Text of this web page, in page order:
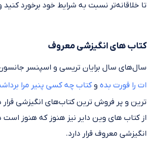
تا خلاقانه‌تر نسبت به شرایط خود برخورد کنید
کتاب های انگیزشی معروف
سال‌های سال برایان تریسی و اسپنسر
ات را قورت بده وکتاب چه کسی پنیر مرا
ترین و پر فروش ترین کتاب‌های انگیزشی قرار
از کتاب های وین دایر نیز هنوز که هنوز
انگیزشی معروف قرار دارد.